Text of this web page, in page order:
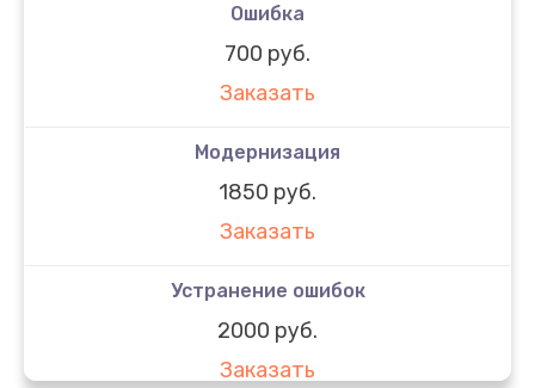
Ошибка
700 руб.
Заказать
Модернизация
1850 руб.
Заказать
Устранение ошибок
2000 руб.
Заказать